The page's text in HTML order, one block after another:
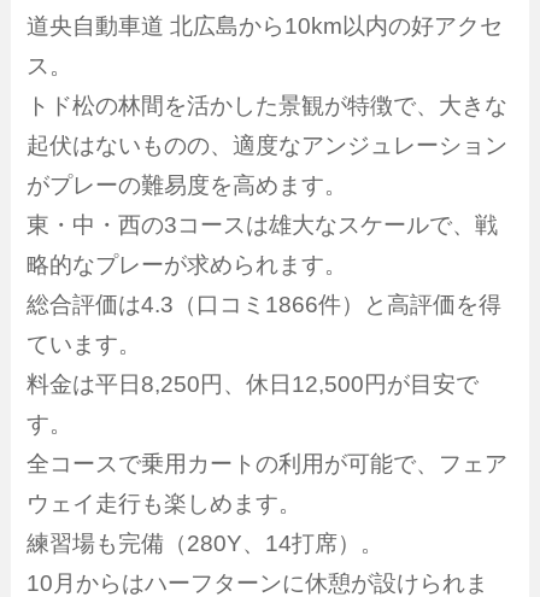
道央自動車道 北広島から10km以内の好アクセ
ス。
トド松の林間を活かした景観が特徴で、大きな
起伏はないものの、適度なアンジュレーション
がプレーの難易度を高めます。
東・中・西の3コースは雄大なスケールで、戦
略的なプレーが求められます。
総合評価は4.3（口コミ1866件）と高評価を得
ています。
料金は平日8,250円、休日12,500円が目安で
す。
全コースで乗用カートの利用が可能で、フェア
ウェイ走行も楽しめます。
練習場も完備（280Y、14打席）。
10月からはハーフターンに休憩が設けられま